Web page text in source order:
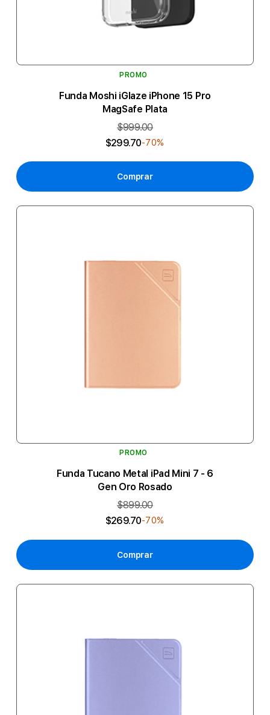
PROMO
Funda Moshi iGlaze iPhone 15 Pro
MagSafe Plata
$999.00
$299.70-70%
Comprar
PROMO
Funda Tucano Metal iPad Mini 7 - 6
Gen Oro Rosado
$899.00
$269.70-70%
Comprar